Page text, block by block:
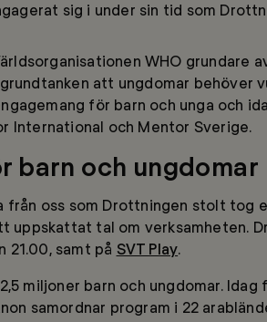
sig i under sin tid som
WHO grundare
att ungdomar behöver
för barn och unga och
International och Mentor Sverige.
barn och ungdomar
oss som Drottningen stolt tog
uppskattat tal om verksamheten.
21.00, samt på SVT Play.
miljoner barn och ungdomar. Idag
samordnar program i 22